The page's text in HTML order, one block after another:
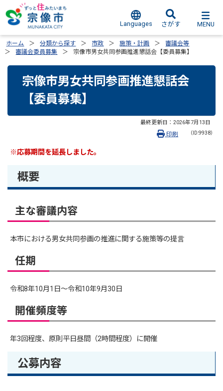
Languages さがす MENU
ホーム 分類から探す 市政 施策・計画
審議会等
審議会委員募集
宗像市男女共同参画推進懇話会【委員募集】
宗像市男女共同参画推進懇話会
【委員募集】
最終更新日： 2026年7月13日
（ID:9938）
印刷
※応募期間を延長しました。
概要
主な審議内容
本市における男女共同参画の推進に関する施策等の提言
任期
令和8年10月1日～令和10年9月30日
開催頻度等
年3回程度、原則平日昼間（2時間程度）に開催
公募内容